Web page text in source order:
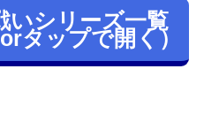
いシリーズ一覧
タップで開く）